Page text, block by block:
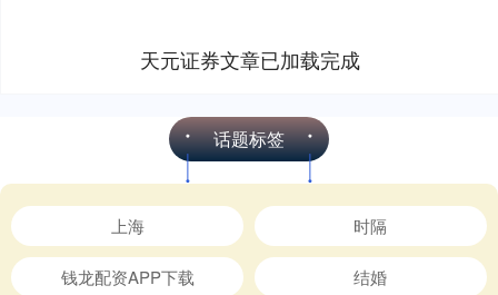
天元证券文章已加载完成
话题标签
上海 时隔
钱龙配资APP下载 结婚